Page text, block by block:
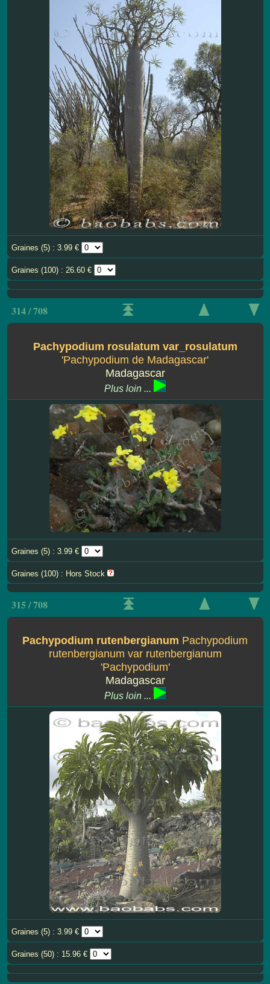
Graines (5) : 3.99 €
Graines (100) : 26.60 €
314 / 708
Pachypodium rosulatum var_rosulatum
'Pachypodium de Madagascar'
Madagascar
Plus loin ...
Graines (5) : 3.99 €
Graines (100) : Hors Stock
315 / 708
Pachypodium rutenbergianum Pachypodium
rutenbergianum var rutenbergianum
'Pachypodium'
Madagascar
Plus loin ...
Graines (5) : 3.99 €
Graines (50) : 15.96 €